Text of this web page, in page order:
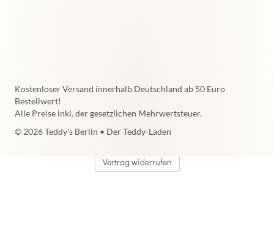
© 2026 Teddy's Berlin • Der Teddy-Laden
Kostenloser Versand innerhalb Deutschland ab 50 Euro
Bestellwert!
Alle Preise inkl. der gesetzlichen Mehrwertsteuer.
Vertrag widerrufen